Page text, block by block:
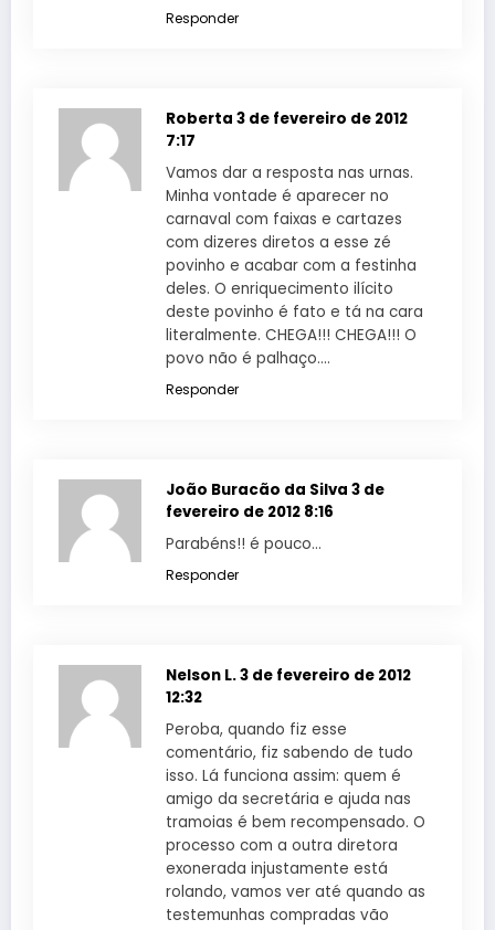
Responder
Roberta 3 de fevereiro de 2012
7:17
Vamos dar a resposta nas urnas.
Minha vontade é aparecer no
carnaval com faixas e cartazes
com dizeres diretos a esse zé
povinho e acabar com a festinha
deles. O enriquecimento ilícito
deste povinho é fato e tá na cara
literalmente. CHEGA!!! CHEGA!!! O
povo não é palhaço….
Responder
João Buracão da Silva 3 de
fevereiro de 2012 8:16
Parabéns!! é pouco…
Responder
Nelson L.3 de fevereiro de 2012
12:32
Peroba, quando fiz esse
comentário, fiz sabendo de tudo
isso. Lá funciona assim: quem é
amigo da secretária e ajuda nas
tramoias é bem recompensado. O
processo com a outra diretora
exonerada injustamente está
rolando, vamos ver até quando as
testemunhas compradas vão